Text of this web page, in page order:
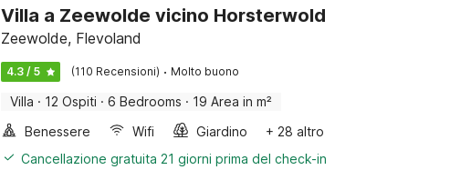
Villa a Zeewolde vicino Horsterwold
Zeewolde, Flevoland
4.3 / 5 (110 Recensioni) · Molto buono
Villa · 12 Ospiti · 6 Bedrooms · 19 Area in m²
Benessere
Wifi Giardino
+ 28 altro
Cancellazione gratuita 21 giorni prima del check-in